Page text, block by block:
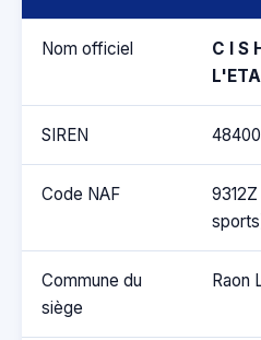
Nom officiel
C I S
SIREN
Code NAF
Commune du
siège
Raon